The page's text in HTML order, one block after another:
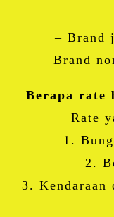
– Brand
– Brand
Berapa rate
Rate
1.
2.
3.